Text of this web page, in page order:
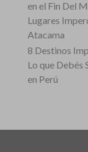
en el Fin Del
Lugares
Atacama
8 Destinos
Lo que Debés
en Perú